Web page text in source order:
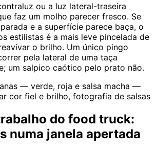
ou a luz lateral-traseira
faz um molho parecer fresco. Se
e a superfície parece baça, o
estilistas é a mais leve pincelada de
o brilho. Um único pingo
pela lateral de uma taça
um salpico caótico pelo prato não.
— verde, roja e salsa macha —
cor fiel e brilho, fotografia de salsas
do food truck:
numa janela apertada